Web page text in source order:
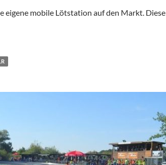
eigene mobile Lötstation auf den Markt. Diese
die Mobile Soldering Station